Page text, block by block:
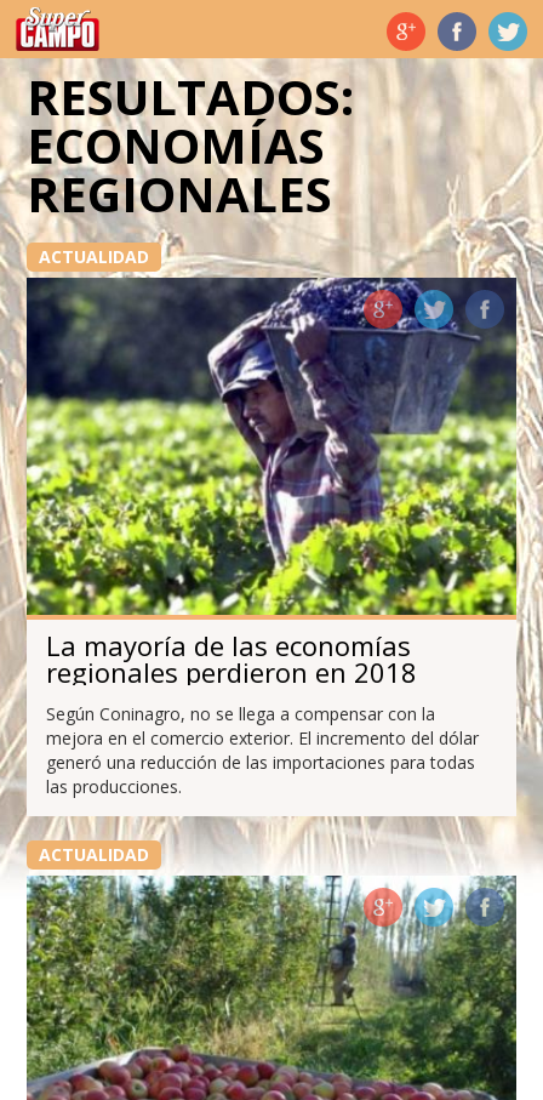
Temas de hoy
RESULTADOS:
ECONOMÍAS
REGIONALES
ACTUALIDAD
La mayoría de las economías
regionales perdieron en 2018
Según Coninagro, no se llega a compensar con la
mejora en el comercio exterior. El incremento del dólar
generó una reducción de las importaciones para todas
las producciones.
ACTUALIDAD